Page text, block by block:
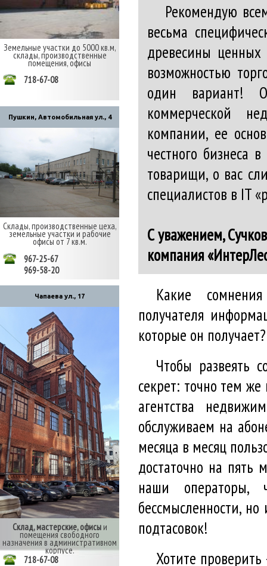
Земельные участки до 5000 кв.м,
склады, производственные
помещения, офисы
718-67-08
Пушкин, Автомобильная ул., 4
Склады, производственные цеха,
земельные участки и рабочие
офисы от 7 кв.м.
967-25-67
969-58-20
Чапаева ул., 17
Склад, мастерские, офисыи
помещения свободного
назначения в административном
корпусе.
718-67-08
Рекомендую
весьма
древесины ценных
возможностью
один вариант!
коммерческой
компании, ее
честного бизнеса
товарищи, о вас
специалистов в IT
С уважением,
компания
Какие
получателя
которые он
Чтобы развеять
секрет: точно тем
агентства
обслуживаем на
месяца в месяц
достаточно на пять
наши операторы,
бессмысленности,
подтасовок!
Хотите